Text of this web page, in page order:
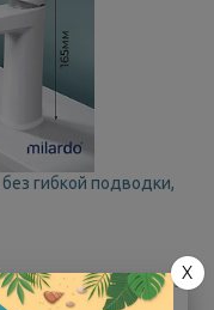
гибкой подводки,
Код:250455
X